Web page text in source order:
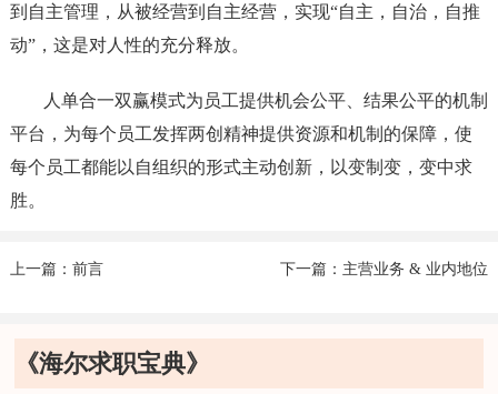
到自主管理，从被经营到自主经营，实现“自主，自治，自推
动”，这是对人性的充分释放。
人单合一双赢模式为员工提供机会公平、结果公平的机制
平台，为每个员工发挥两创精神提供资源和机制的保障，使
每个员工都能以自组织的形式主动创新，以变制变，变中求
胜。
上一篇：前言 下一篇：主营业务 & 业内地位
《海尔求职宝典》